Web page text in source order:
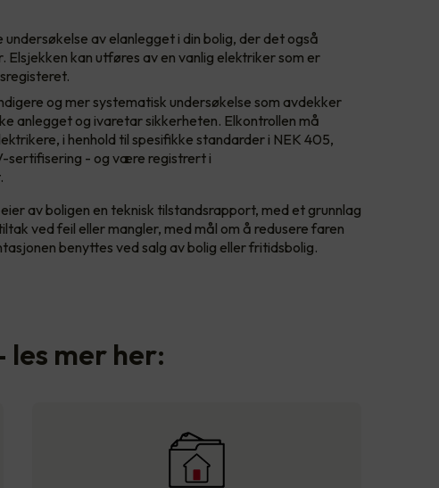
undersøkelse av elanlegget i din bolig, der det også
Elsjekken kan utføres av en vanlig elektriker som er
og mer systematisk undersøkelse som avdekker
anlegget og ivaretar sikkerheten. Elkontrollen må
i henhold til spesifikke standarder i NEK 405,
sertifisering - og være registrert i
av boligen en teknisk tilstandsrapport, med et grunnlag
ved feil eller mangler, med mål om å redusere faren
benyttes ved salg av bolig eller fritidsbolig.
mer her: